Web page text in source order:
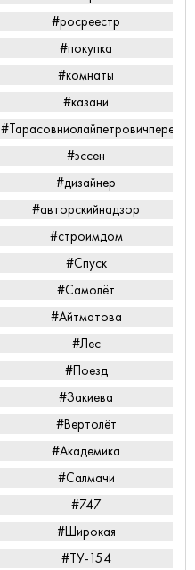
#росреестр
#покупка
#комнаты
#казани
#эссен
#дизайнер
#авторскийнадзор
#строимдом
#Спуск
#Самолёт
#Айтматова
#Лес
#Поезд
#Закиева
#Вертолёт
#Академика
#Салмачи
#747
#Широкая
#ТУ-154